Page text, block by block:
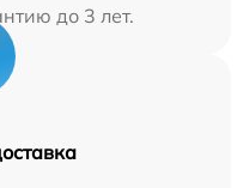
до 3 лет.